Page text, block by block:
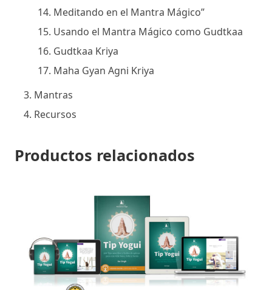
Meditando en el Mantra Mágico”
Usando el Mantra Mágico como Gudtkaa
Gudtkaa Kriya
Maha Gyan Agni Kriya
Mantras
Recursos
Productos relacionados